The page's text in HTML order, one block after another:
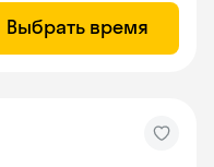
Выбрать время